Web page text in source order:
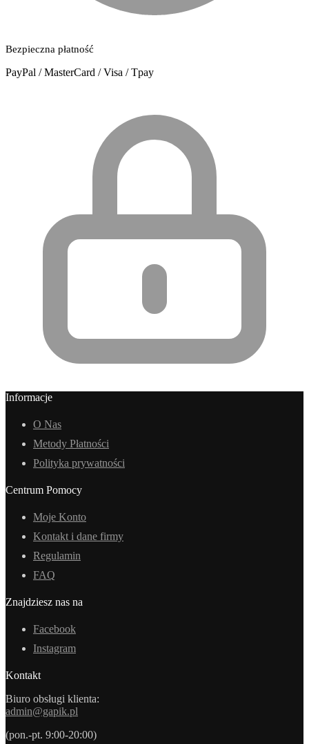
Bezpieczna płatność
PayPal / MasterCard / Visa / Tpay
Informacje
O Nas
Metody Płatności
Polityka prywatności
Centrum Pomocy
Moje Konto
Kontakt i dane firmy
Regulamin
FAQ
Znajdziesz nas na
Facebook
Instagram
Kontakt
Biuro obsługi klienta:
admin@gapik.pl
(pon.-pt. 9:00-20:00)